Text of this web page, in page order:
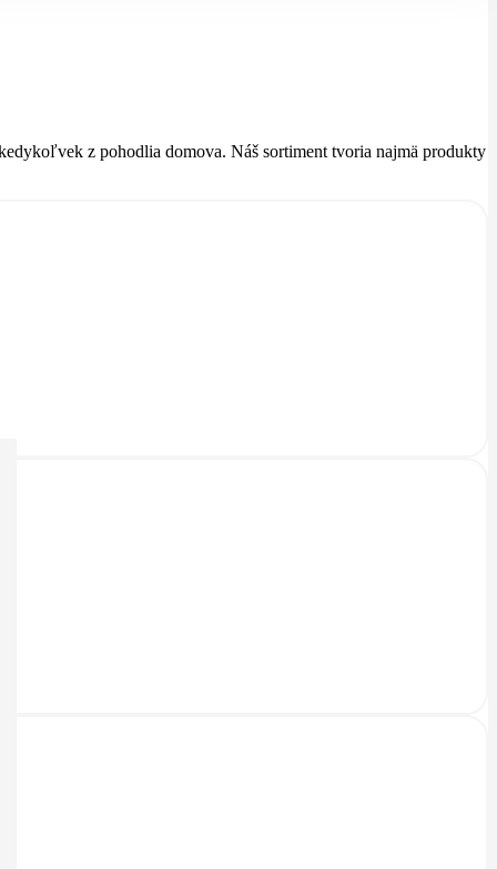
z pohodlia domova. Náš sortiment tvoria najmä produkty